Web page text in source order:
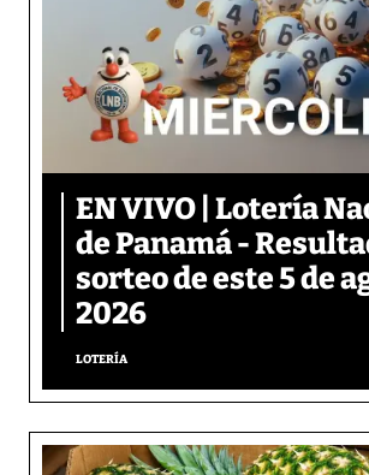
EN VIVO | Lotería
de Panamá -
sorteo de este 5 de
2026
LOTERÍA